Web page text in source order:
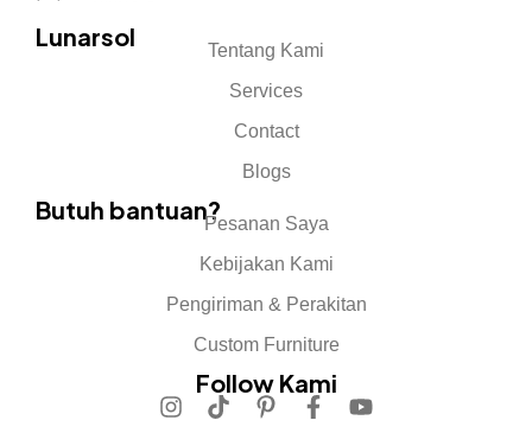
Lunarsol
Tentang Kami
Services
Contact
Blogs
Butuh bantuan?Pesanan Saya
Kebijakan Kami
Pengiriman & Perakitan
Custom Furniture
Follow Kami